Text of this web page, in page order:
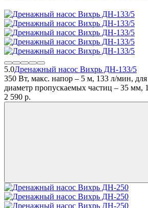
5.0Дренажный насос Вихрь ДН-133/5
350 Вт, макс. напор – 5 м, 133 л/мин,
диаметр пропускаемых частиц – 35 мм,
2 590 p.